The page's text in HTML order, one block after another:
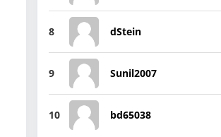
8 dStein
9 Sunil2007
10 bd65038